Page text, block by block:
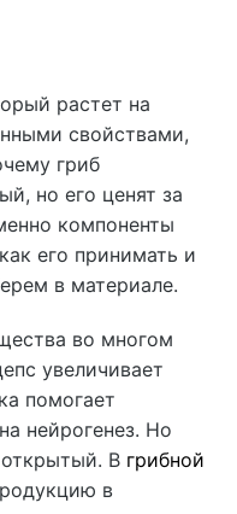
растет на
свойствами,
гриб
но его ценят за
компоненты
его принимать и
в материале.
во многом
увеличивает
помогает
нейрогенез. Но
открытый. В грибной
в